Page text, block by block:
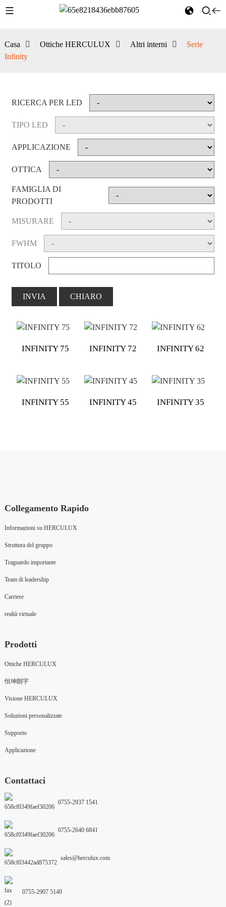
Casa Ottiche HERCULUX Altri interni
Serie
Infinity
RICERCA PER LED
TIPO LED
APPLICAZIONE
OTTICA
FAMIGLIA DI
PRODOTTI
MISURARE
FWHM
TITOLO
INVIA CHIARO
INFINITY 75 INFINITY 72 INFINITY 62
INFINITY 55 INFINITY 45 INFINITY 35
Collegamento Rapido
Informazioni su HERCULUX
Struttura del gruppo
Traguardo importante
Team di leadership
Carriere
realtà virtuale
Prodotti
Ottiche HERCULUX
恒坤朗宇
Visione HERCULUX
Soluzioni personalizzate
Supporto
Applicazione
Contattaci
0755-2937 1541
0755-2640 6841
sales@herculux.com
0755-2907 5140